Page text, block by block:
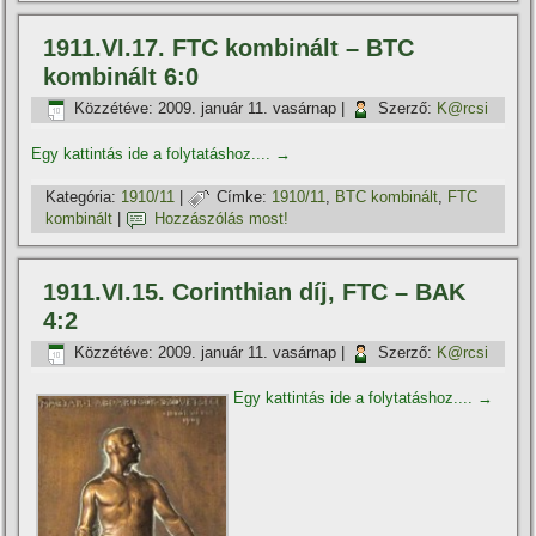
1911.VI.17. FTC kombinált – BTC
kombinált 6:0
Közzétéve: 2009. január 11. vasárnap Szerző: K@rcsi
Egy kattintás ide a folytatáshoz.... →
Kategória: 1910/11 | Címke: 1910/11, BTC kombinált, FTC
kombinált
Hozzászólás most!
1911.VI.15. Corinthian dí­j, FTC – BAK
4:2
Közzétéve: 2009. január 11. vasárnap Szerző: K@rcsi
Egy kattintás ide a folytatáshoz.... →